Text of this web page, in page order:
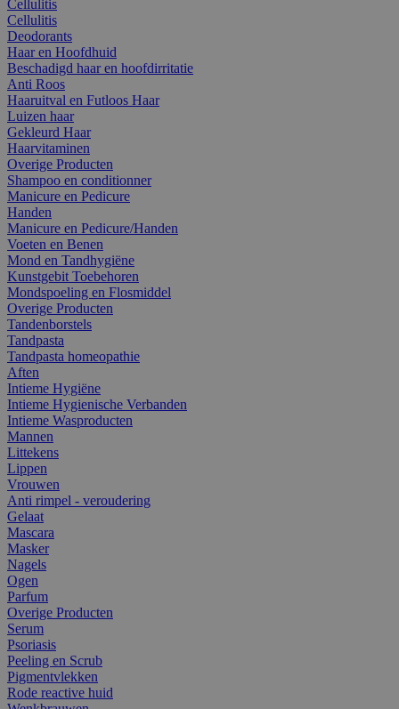
Cellulitis
Cellulitis
Deodorants
Haar en Hoofdhuid
Beschadigd haar en hoofdirritatie
Anti Roos
Haaruitval en Futloos Haar
Luizen haar
Gekleurd Haar
Haarvitaminen
Overige Producten
Shampoo en conditionner
Manicure en Pedicure
Handen
Manicure en Pedicure/Handen
Voeten en Benen
Mond en Tandhygiëne
Kunstgebit Toebehoren
Mondspoeling en Flosmiddel
Overige Producten
Tandenborstels
Tandpasta
Tandpasta homeopathie
Aften
Intieme Hygiëne
Intieme Hygienische Verbanden
Intieme Wasproducten
Mannen
Littekens
Lippen
Vrouwen
Anti rimpel - veroudering
Gelaat
Mascara
Masker
Nagels
Ogen
Parfum
Overige Producten
Serum
Psoriasis
Peeling en Scrub
Pigmentvlekken
Rode reactive huid